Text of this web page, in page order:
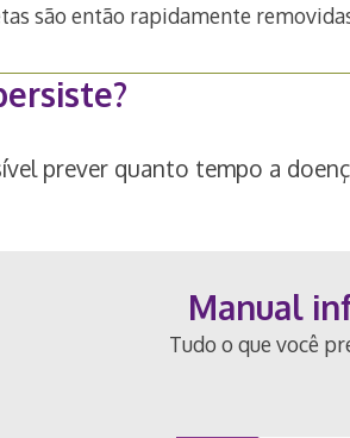
são então rapidamente
prever quanto tempo a
Manual
Tudo o que você